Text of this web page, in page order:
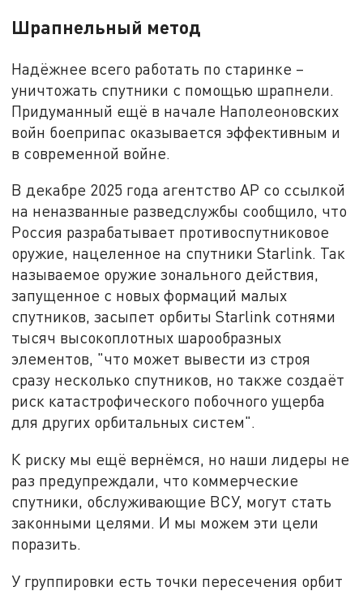
Шрапнельный метод
Надёжнее всего работать по старинке –
уничтожать спутники с помощью шрапнели.
Придуманный ещё в начале Наполеоновских
войн боеприпас оказывается эффективным и
в современной войне.
В декабре 2025 года агентство AP со ссылкой
на неназванные разведслужбы сообщило, что
Россия разрабатывает противоспутниковое
оружие, нацеленное на спутники Starlink. Так
называемое оружие зонального действия,
запущенное с новых формаций малых
спутников, засыпет орбиты Starlink сотнями
тысяч высокоплотных шарообразных
элементов, "что может вывести из строя
сразу несколько спутников, но также создаёт
риск катастрофического побочного ущерба
для других орбитальных систем".
К риску мы ещё вернёмся, но наши лидеры не
раз предупреждали, что коммерческие
спутники, обслуживающие ВСУ, могут стать
законными целями. И мы можем эти цели
поразить.
У группировки есть точки пересечения орбит